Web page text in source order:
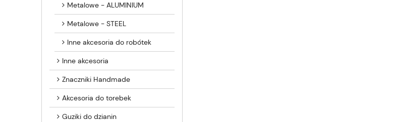
Metalowe - ALUMINIUM
Metalowe - STEEL
Inne akcesoria do robótek
Inne akcesoria
Znaczniki Handmade
Akcesoria do torebek
Guziki do dzianin